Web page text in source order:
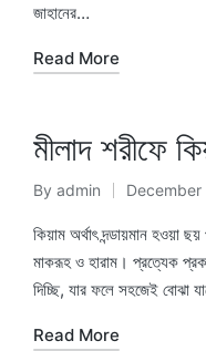
জাহানের…
Read More
মীলাদ শরীফে
Posted
by
By admin December
কিয়াম অর্থাৎ দন্ডায়মান হওয়া
মাকরূহ ও হারাম। প্রত্যেক
দিচ্ছি, যার ফলে সহজেই বোঝা
Read More